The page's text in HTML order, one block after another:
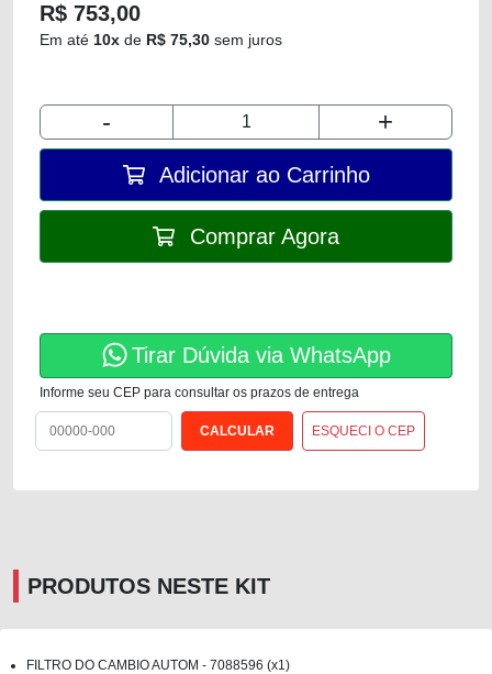
R$ 753,00
Em até 10x de R$ 75,30 sem juros
- +
Adicionar ao Carrinho
Comprar Agora
Tirar Dúvida via WhatsApp
Informe seu CEP para consultar os prazos de entrega
ESQUECI O CEP
PRODUTOS NESTE KIT
FILTRO DO CAMBIO AUTOM - 7088596 (x1)